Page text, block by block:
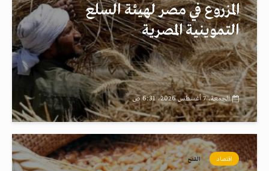
المزروع في مصر لهيئة السلع
التموينية المصرية
الجمعة، 7 أغسطس 2026، 6:31 ص
اقتصاد القمح